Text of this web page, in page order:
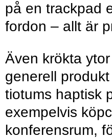
på en trackpad
fordon – allt är
Även krökta
generell
tiotums haptisk
exempelvis
konferensrum,